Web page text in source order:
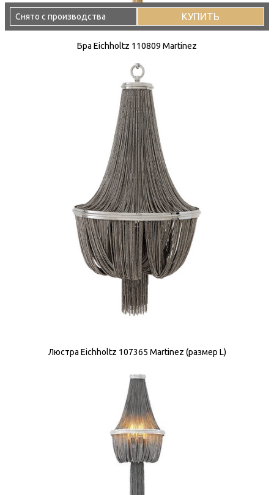
Снято с производства КУПИТЬ
Бра Eichholtz 110809 Martinez
Люстра Eichholtz 107365 Martinez (размер L)